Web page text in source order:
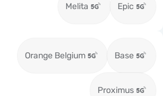
Melita Epic
Orange Belgium Base
Proximus